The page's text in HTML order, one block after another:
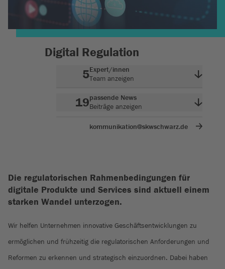
Digital Regulation
5Expert/innen
Team anzeigen
19passende News
Beiträge anzeigen
kommunikation@skwschwarz.de
Die regulatorischen Rahmenbedingungen für
digitale Produkte und Services sind aktuell einem
starken Wandel unterzogen.
Wir helfen Unternehmen innovative Geschäftsentwicklungen zu
ermöglichen und frühzeitig die regulatorischen Anforderungen und
Reformen zu erkennen und strategisch einzuordnen. Dabei haben